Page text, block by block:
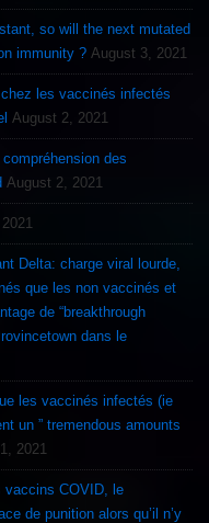
so will the next mutated
immunity ? August 3, 2021
les vaccinés infectés
August 2, 2021
des
August 2, 2021
Delta: charge viral lourde,
que les non vaccinés et
de “breakthrough
dans le
les vaccinés infectés (ie
un ” tremendous amounts
2021
vaccins COVID, le
de punition alors qu’il n’y